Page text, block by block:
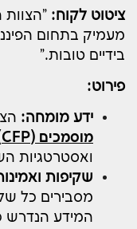
ציטוט לקוח: "הצוות
מעמיק בתחום
בידיים טובות."
פירוט:
ידע מומחה:
מוסמכים (CFP)
ואסטרטגיות
שקיפות
מסבירים כל
המידע הנדרש